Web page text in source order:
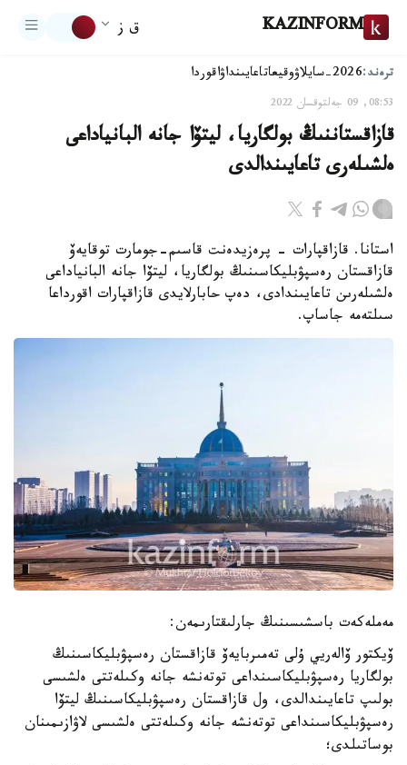
KAZINFORM ق ز
ترەند:2026-سايلاۋ وقيعاتاعايىنداۋاقوردا
08:53, 09 جەلتوقسان 2022
قازاقستاننىڭ بولگاريا، ليتۆا جانە البانياداعى
ەلشىلەرى تاعايىندالدى
استانا. قازاقپارات - پرەزيدەنت قاسىم-جومارت توقايەۆ
قازاقستان رەسپۋبليكاسىنىڭ بولگاريا، ليتۆا جانە البانياداعى
ەلشىلەرىن تاعايىندادى، دەپ حابارلايدى قازاقپارات اقورداعا
سىلتەمە جاساپ.
مەملەكەت باسشىسىنىڭ جارلىقتارىمەن:
ۆيكتور ۆالەريي ۇلى تەمىربايەۆ قازاقستان رەسپۋبليكاسىنىڭ
بولگاريا رەسپۋبليكاسىنداعى توتەنشە جانە وكىلەتتى ەلشىسى
بولىپ تاعايىندالدى، ول قازاقستان رەسپۋبليكاسىنىڭ ليتۆا
رەسپۋبليكاسىنداعى توتەنشە جانە وكىلەتتى ەلشىسى لاۋازىمىنان
بوساتىلدى؛